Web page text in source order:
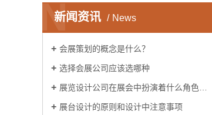
新闻资讯 News
N
会展策划的概念是什么？
选择会展公司应该选哪种
展览设计公司在展会中扮演着什么角色呢？
展台设计的原则和设计中注意事项